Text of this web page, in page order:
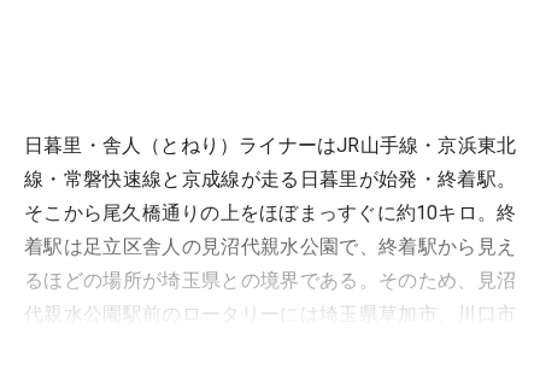
日暮里・舎人（とねり）ライナーはJR山手線・京浜東北
線・常磐快速線と京成線が走る日暮里が始発・終着駅。
そこから尾久橋通りの上をほぼまっすぐに約10キロ。終
着駅は足立区舎人の見沼代親水公園で、終着駅から見え
るほどの場所が埼玉県との境界である。そのため、見沼
代親水公園駅前のロータリーには埼玉県草加市、川口市